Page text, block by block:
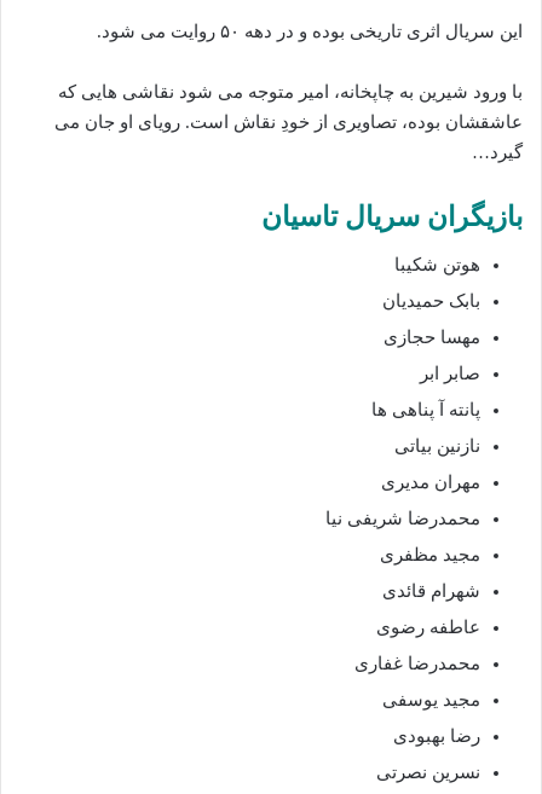
این سریال اثری تاریخی بوده و در دهه ۵۰ روایت می شود.
با ورود شیرین به چاپخانه، امیر متوجه می شود نقاشی هایی که
عاشقشان بوده، تصاویری از خودِ نقاش است. رویای او جان می
گیرد…
بازیگران سریال تاسیان
هوتن شکیبا
بابک حمیدیان
مهسا حجازی
صابر ابر
پانته آ پناهی ها
نازنین بیاتی
مهران مدیری
محمدرضا شریفی نیا
مجید مظفری
شهرام قائدی
عاطفه رضوی
محمدرضا غفاری
مجید یوسفی
رضا بهبودی
نسرین نصرتی